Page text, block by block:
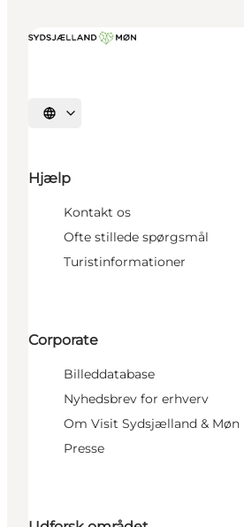
Vælg sprog
Hjælp
Kontakt os
Ofte stillede spørgsmål
Turistinformationer
Corporate
Billeddatabase
Nyhedsbrev for erhverv
Om Visit Sydsjælland & Møn
Presse